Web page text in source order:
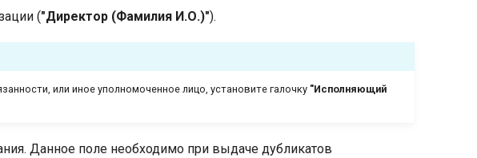
("Директор (Фамилия И.О.)").
или иное уполномоченное лицо, установите галочку "Исполняющий
Данное поле необходимо при выдаче дубликатов